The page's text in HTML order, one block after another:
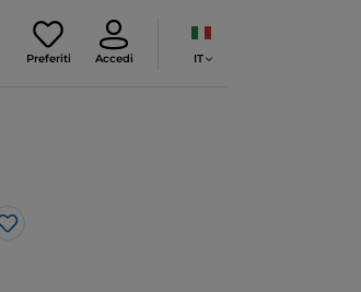
Preferiti Accedi IT
Like